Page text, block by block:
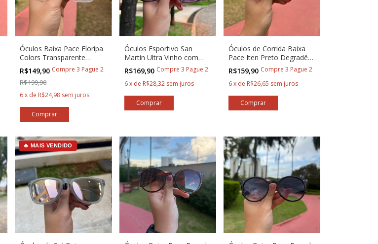
Óculos Baixa Pace Floripa
Colors Transparente
Degradê
R$149,90 Compre 3 Pague 2
R$199,90
6x de R$24,98 sem juros
Óculos Esportivo San
Martín Ultra Vinho com
lente Rosa
R$169,90 Compre 3 Pague 2
6 x de R$28,32 sem juros
Óculos de Corrida Baixa
Pace Iten Preto Degradê
com Lilás
R$159,90 Compre 3 Pague 2
6x de R$26,65 sem juros
🔥 MAIS VENDIDO